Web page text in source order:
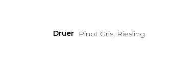
Druer Pinot Gris, Riesling